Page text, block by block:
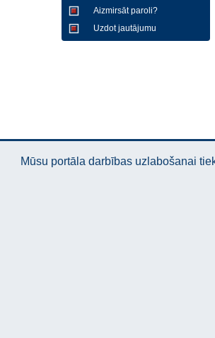
Aizmirsāt paroli?
Uzdot jautājumu
Mūsu portāla darbības uzlabošanai